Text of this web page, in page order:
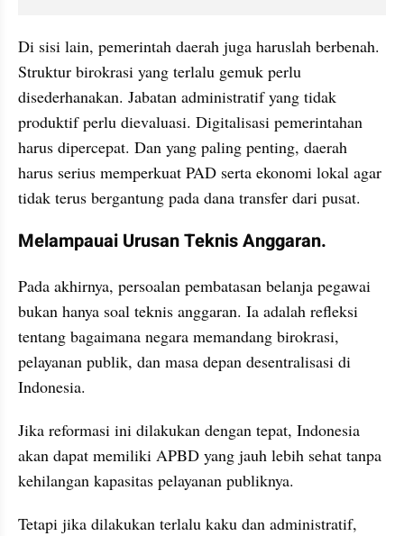
Di sisi lain, pemerintah daerah juga haruslah berbenah.
Struktur birokrasi yang terlalu gemuk perlu
disederhanakan. Jabatan administratif yang tidak
produktif perlu dievaluasi. Digitalisasi pemerintahan
harus dipercepat. Dan yang paling penting, daerah
harus serius memperkuat PAD serta ekonomi lokal agar
tidak terus bergantung pada dana transfer dari pusat.
Melampauai Urusan Teknis Anggaran.
Pada akhirnya, persoalan pembatasan belanja pegawai
bukan hanya soal teknis anggaran. Ia adalah refleksi
tentang bagaimana negara memandang birokrasi,
pelayanan publik, dan masa depan desentralisasi di
Indonesia.
Jika reformasi ini dilakukan dengan tepat, Indonesia
akan dapat memiliki APBD yang jauh lebih sehat tanpa
kehilangan kapasitas pelayanan publiknya.
Tetapi jika dilakukan terlalu kaku dan administratif,